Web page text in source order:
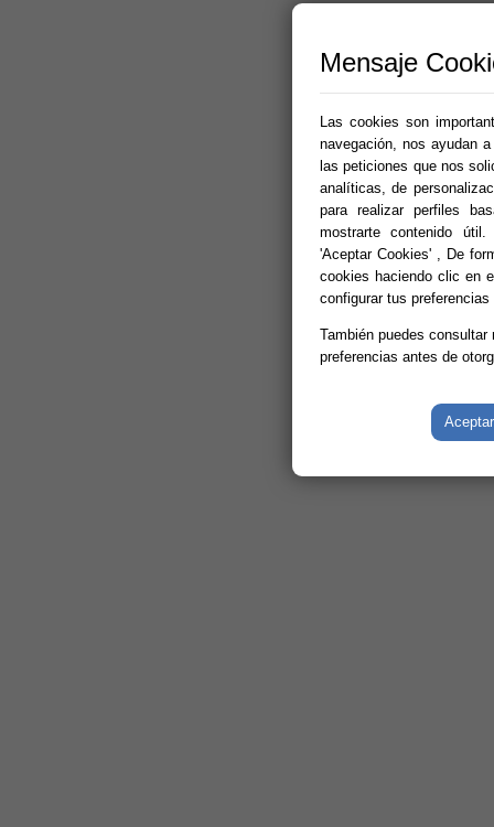
Mensaje
Las cookies son
navegación, nos ayudan
las peticiones que nos
analíticas, de
para realizar perfiles
mostrarte contenido
'Aceptar Cookies' , De
cookies haciendo clic en
configurar tus
También puedes
preferencias antes de